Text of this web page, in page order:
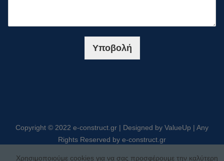
Υποβολή
Copyright © 2022 e-construct.gr | Designed by ValueUp | Any
Rights Reserved by e-construct.gr
Χρησιμοποιούμε cookies για να σας προσφέρουμε την καλύτερη